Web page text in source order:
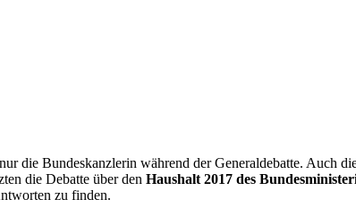
die Bundeskanzlerin während der Generaldebatte. Auch
die Debatte über den Haushalt 2017 des
zu finden.